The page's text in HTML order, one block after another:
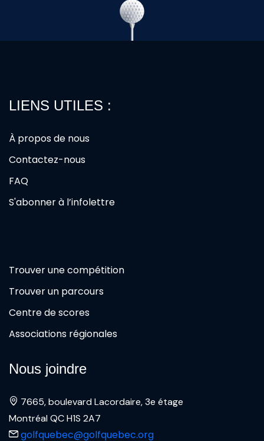
LIENS UTILES :
À propos de nous
Contactez-nous
FAQ
S'abonner à l’infolettre
Trouver une compétition
Trouver un parcours
Centre de scores
Associations régionales
Nous joindre
7665, boulevard Lacordaire, 3e étage
Montréal QC H1S 2A7
golfquebec@golfquebec.org